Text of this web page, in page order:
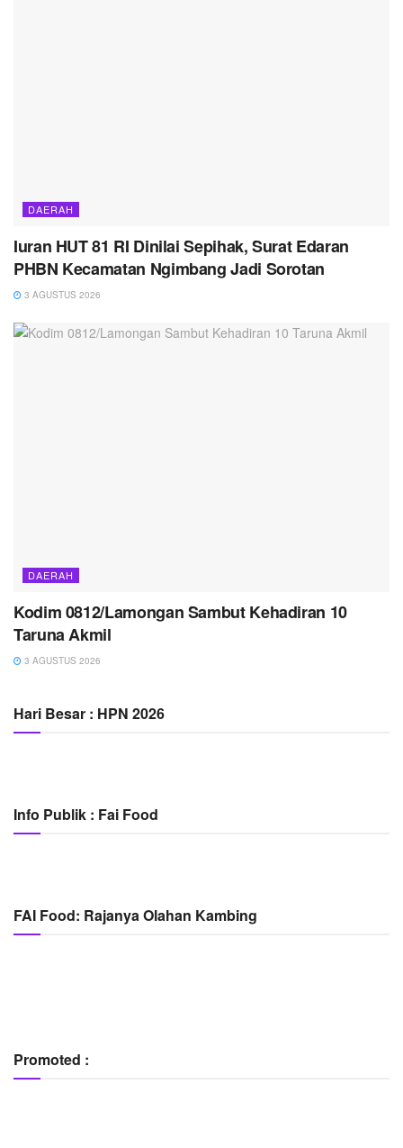
DAERAH
Iuran HUT 81 RI Dinilai Sepihak, Surat Edaran
PHBN Kecamatan Ngimbang Jadi Sorotan
3 AGUSTUS 2026
DAERAH
Kodim 0812/Lamongan Sambut Kehadiran 10
Taruna Akmil
3 AGUSTUS 2026
Hari Besar : HPN 2026
Info Publik : Fai Food
FAI Food: Rajanya Olahan Kambing
Promoted :